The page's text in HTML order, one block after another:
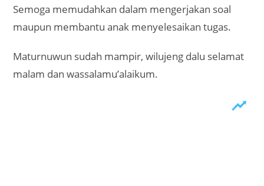
Semoga memudahkan dalam mengerjakan soal
maupun membantu anak menyelesaikan tugas.
Maturnuwun sudah mampir, wilujeng dalu selamat
malam dan wassalamu’alaikum.